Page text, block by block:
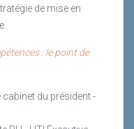
de mise en
: le point de
du président -